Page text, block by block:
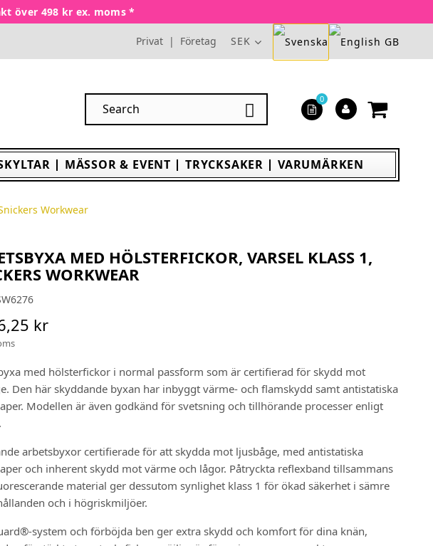
över 498 kr ex. moms *
Privat | Företag SEK

0
MÄSSOR & EVENT TRYCKSAKER VARUMÄRKEN
Workwear
MED HÖLSTERFICKOR, VARSEL KLASS 1,
WORKWEAR
kr
med hölsterfickor i normal passform som är certifierad för skydd mot
Den här skyddande byxan har inbyggt värme- och flamskydd samt antistatiska
Modellen är även godkänd för svetsning och tillhörande processer enligt
arbetsbyxor certifierade för att skydda mot ljusbåge, med antistatiska
och inherent skydd mot värme och lågor. Påtryckta reflexband tillsammans
material ger dessutom synlighet klass 1 för ökad säkerhet i sämre
och i högriskmiljöer.
system och förböjda ben ger extra skydd och komfort för dina knän,